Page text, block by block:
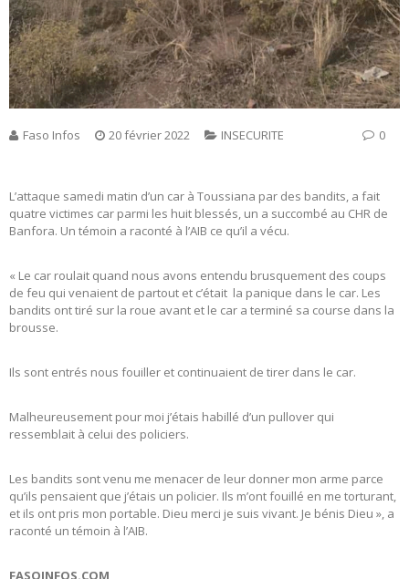
Faso Infos 20 février 2022 INSECURITE 0
L’attaque samedi matin d’un car à Toussiana par des bandits, a fait
quatre victimes car parmi les huit blessés, un a succombé au CHR de
Banfora. Un témoin a raconté à l’AIB ce qu’il a vécu.
« Le car roulait quand nous avons entendu brusquement des coups
de feu qui venaient de partout et c’était la panique dans le car. Les
bandits ont tiré sur la roue avant et le car a terminé sa course dans la
brousse.
Ils sont entrés nous fouiller et continuaient de tirer dans le car.
Malheureusement pour moi j’étais habillé d’un pullover qui
ressemblait à celui des policiers.
Les bandits sont venu me menacer de leur donner mon arme parce
qu’ils pensaient que j’étais un policier. Ils m’ont fouillé en me torturant,
et ils ont pris mon portable. Dieu merci je suis vivant. Je bénis Dieu », a
raconté un témoin à l’AIB.
FASOINFOS.COM